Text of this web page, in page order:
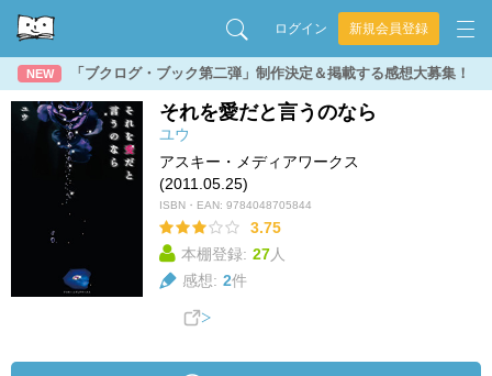
ログイン 新規会員登録
NEW 「ブクログ・ブック第二弾」制作決定＆掲載する感想大募集！
それを愛だと言うのなら
ユウ
アスキー・メディアワークス
(2011.05.25)
ISBN・EAN: 9784048705844
3.75
本棚登録: 27人
感想: 2件